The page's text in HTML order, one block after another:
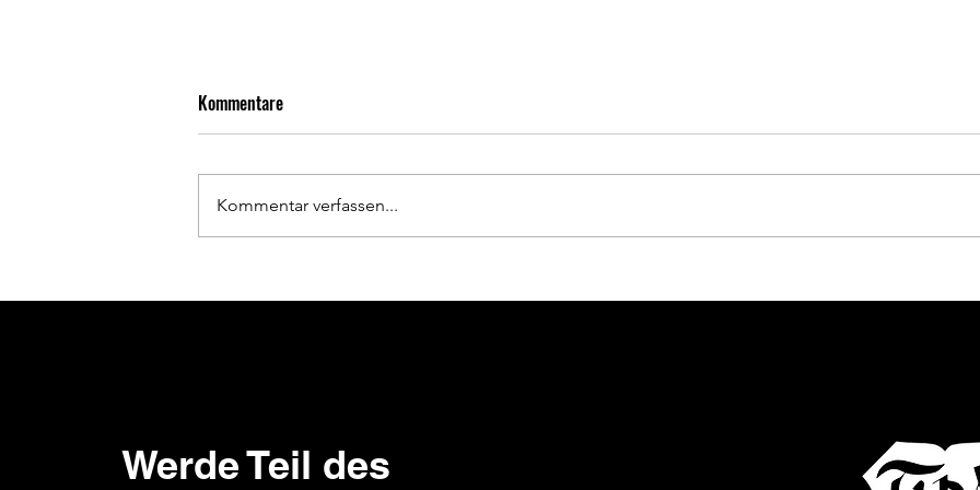
Beste Stimmung bei strahlendem
Tabellenführung vorerst verloren!
Kommentare
Kommentar verfassen...
Werde Teil des